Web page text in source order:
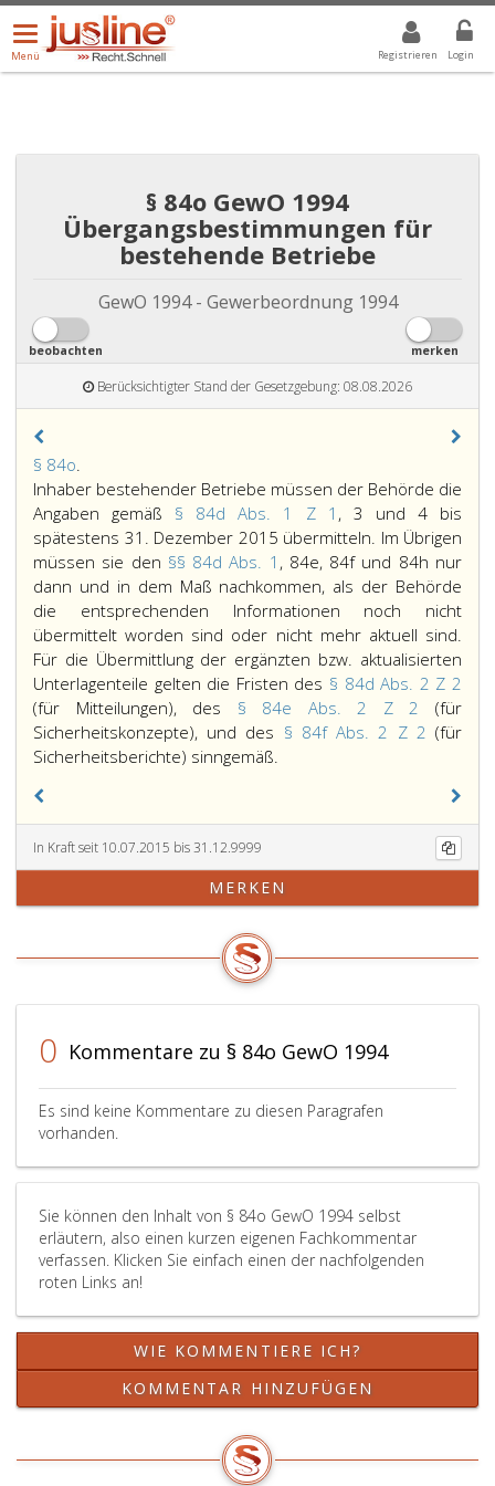
Registrieren Login
Menü
öffnen/schließen
Menü
ALLE DROPDOWN: GEWÄHLTER WERT IST ALLE
§ 84o GewO 1994
Übergangsbestimmungen für
bestehende Betriebe
GewO 1994 - Gewerbeordnung 1994
beobachten merken
Berücksichtigter Stand der Gesetzgebung: 08.08.2026
§ 84o.
84
o,
Inhaber bestehender Betriebe müssen der Behörde die
Angaben gemäß § 84d Abs. 1 Z 1 , 3 und 4 bis
spätestens 31. Dezember 2015 übermitteln. Im Übrigen
müssen sie den §§ 84d Abs. 1 , 84e, 84f und 84h nur
dann und in dem Maß nachkommen, als der Behörde
die entsprechenden Informationen noch nicht
übermittelt worden sind oder nicht mehr aktuell sind.
Für die Übermittlung der ergänzten bzw. aktualisierten
Unterlagenteile gelten die Fristen des § 84d Abs. 2 Z 2
(für Mitteilungen), des § 84e Abs. 2 Z 2(für
Sicherheitskonzepte), und des § 84f Abs. 2 Z 2(für
Sicherheitsberichte) sinngemäß.
müssen
Behörde
die
84
Absatz
Ziffer
eins,, 3
bis
31. Dezember 2015
übermitteln.
Im
müssen
sie
den
Paragraphen
84
Absatz
In Kraft seit 10.07.2015 bis 31.12.9999
MERKEN
0 Kommentare zu § 84o GewO 1994
Es sind keine Kommentare zu diesen Paragrafen
vorhanden.
Sie können den Inhalt von § 84o GewO 1994 selbst
erläutern, also einen kurzen eigenen Fachkommentar
verfassen. Klicken Sie einfach einen der nachfolgenden
roten Links an!
WIE KOMMENTIERE ICH?
KOMMENTAR HINZUFÜGEN